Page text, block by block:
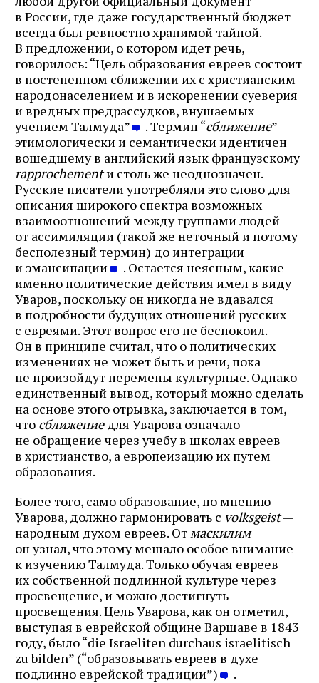
в России, где даже государственный бюджет
всегда был ревностно хранимой тайной.
В предложении, о котором идет речь,
говорилось: “Цель образования евреев состоит
в постепенном сближении их с христианским
народонаселением и в искоренении суеверия
и вредных предрассудков, внушаемых
учением Талмуда”
. Термин “сближение”
этимологически и семантически идентичен
вошедшему в английский язык французскому
rapprochementи столь же неоднозначен.
Русские писатели употребляли это слово для
описания широкого спектра возможных
взаимоотношений между группами людей —
от ассимиляции (такой же неточный и потому
бесполезный термин) до интеграции
и эмансипации
. Остается неясным, какие
именно политические действия имел в виду
Уваров, поскольку он никогда не вдавался
в подробности будущих отношений русских
с евреями. Этот вопрос его не беспокоил.
Он в принципе считал, что о политических
изменениях не может быть и речи, пока
не произойдут перемены культурные. Однако
единственный вывод, который можно сделать
на основе этого отрывка, заключается в том,
что сближениедля Уварова означало
не обращение через учебу в школах евреев
в христианство, а европеизацию их путем
образования.
Более того, само образование, по мнению
Уварова, должно гармонировать с volksgeist—
народным духом евреев. От маскилим
он узнал, что этому мешало особое внимание
к изучению Талмуда. Только обучая евреев
их собственной подлинной культуре через
просвещение, и можно достигнуть
просвещения. Цель Уварова, как он отметил,
выступая в еврейской общине Варшаве в 1843
году, было “die Israeliten durchaus israelitisch
zu bilden” (“образовывать евреев в духе
подлинно еврейской традиции”)
.